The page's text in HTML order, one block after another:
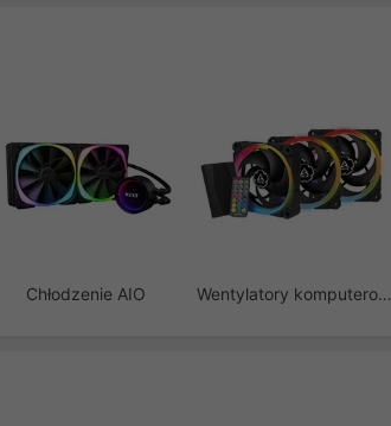
Chłodzenie AIO Wentylatory komputerowe